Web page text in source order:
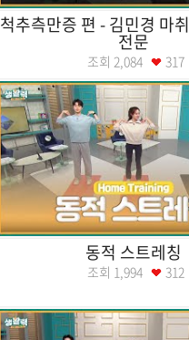
척추측만증 편 - 김민경 마
전문
조회 2,084 317
동적 스트레칭
조회 1,994 312